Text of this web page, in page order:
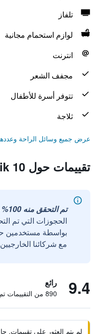
تلفاز
لوازم استحمام مجانية
انترنت
مجفف الشعر
تتوفر أسرة للأطفال
ثلاجة
عرض جميع وسائل الراحة وعددها
تقييمات حول Wilcznik 10
تم التحقق منه 100%
الحجوزات التي تم
مع شركائنا
9.4 رائع
890 من التقييمات تم التحقق منها
لم يتم العثور على تقييمات.